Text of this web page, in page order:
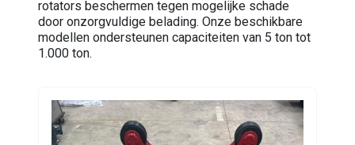
rotators beschermen tegen mogelijke schade
door onzorgvuldige belading. Onze beschikbare
modellen ondersteunen capaciteiten van 5 ton tot
1.000 ton.